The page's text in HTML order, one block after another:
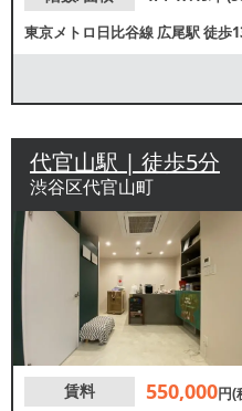
東京メトロ日比谷線 広尾駅徒歩
代官山駅 | 徒歩5分
渋谷区代官山町
賃料 550,000円(